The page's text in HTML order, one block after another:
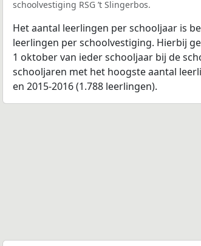
schoolvestiging RSG ’t Slingerbos.
Het aantal leerlingen per schooljaar is
leerlingen per schoolvestiging. Hierbij
1 oktober van ieder schooljaar bij de
schooljaren met het hoogste aantal
en 2015-2016 (1.788 leerlingen).